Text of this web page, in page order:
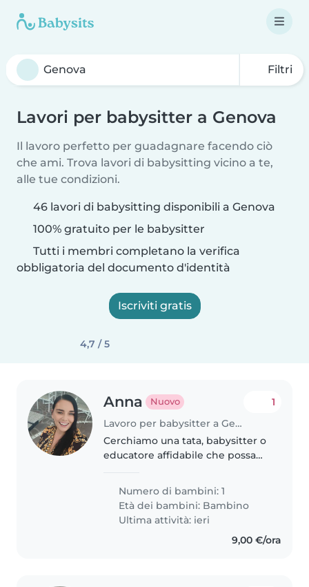
Filtri
Lavori per babysitter a Genova
Il lavoro perfetto per guadagnare facendo ciò
che ami. Trova lavori di babysitting vicino a te,
alle tue condizioni.
46 lavori di babysitting disponibili a Genova
100% gratuito per le babysitter
Tutti i membri completano la verifica
obbligatoria del documento d'identità
Iscriviti gratis
4,7 / 5
Anna Nuovo
Lavoro per babysitter a Genova
1
Cerchiamo una tata, babysitter o
educatore affidabile che possa
nostro bimbo di 3 anni. Dovrà
essere a suo agio anche con
faccende leggere e
preferibilmente..
Numero di bambini: 1
Età dei bambini: Bambino
Ultima attività: ieri
9,00 €/ora